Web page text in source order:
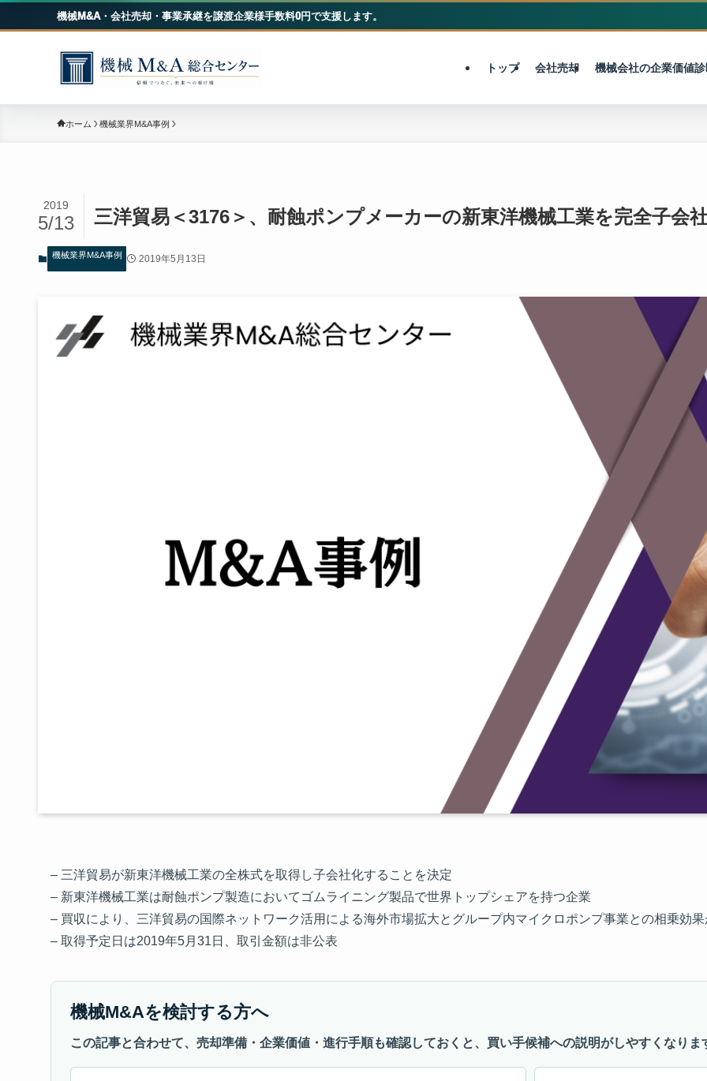
機械M&A・会社売却・事業承継を譲渡企業様手数料0円で支援します。
トップ 会社売却 機械会社の企業価値
ホーム 機械業界M&A事例
三洋貿易＜3176＞、耐蝕ポンプメーカーの新東洋機械工業を完全子会
2019
5/13
機械業界M&A事例 2019年5月13日
– 三洋貿易が新東洋機械工業の全株式を取得し子会社化することを決定
– 新東洋機械工業は耐蝕ポンプ製造においてゴムライニング製品で世界トップシェアを持つ企業
– 買収により、三洋貿易の国際ネットワーク活用による海外市場拡大とグループ内マイクロポンプ事業との相乗効
– 取得予定日は2019年5月31日、取引金額は非公表
機械M&Aを検討する方へ
この記事と合わせて、売却準備・企業価値・進行手順も確認しておくと、買い手候補への説明がしやすくなりま